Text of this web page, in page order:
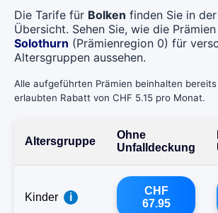
Die Tarife für Bolken finden Sie in
Übersicht. Sehen Sie, wie die
Solothurn (Prämienregion 0) für
Altersgruppen aussehen.
Alle aufgeführten Prämien beinhalten
erlaubten Rabatt von CHF 5.15 pro Monat.
Altersgruppe
Ohne
Unfalldeckung
Kinder i
CHF
67.95